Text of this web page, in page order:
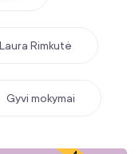
Laura Rimkutė
Gyvi mokymai